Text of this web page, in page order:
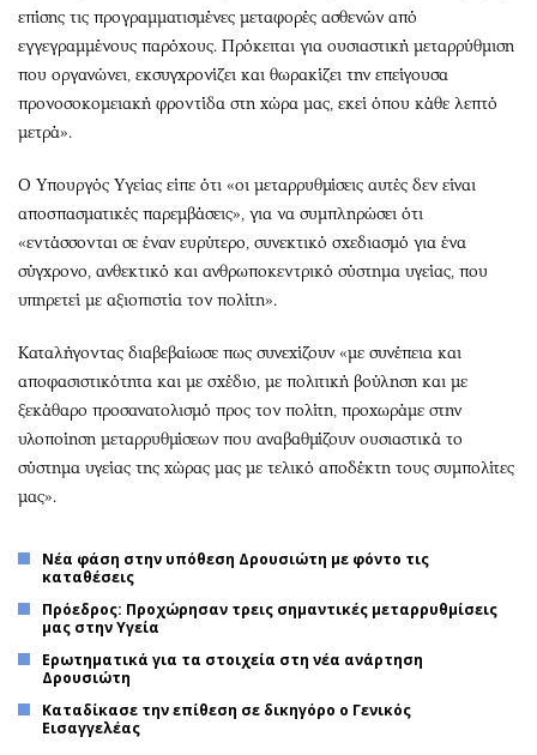
επίσης τις προγραμματισμένες μεταφορές ασθενών από
εγγεγραμμένους παρόχους. Πρόκειται για ουσιαστική μεταρρύθμιση
που οργανώνει, εκσυγχρονίζει και θωρακίζει την επείγουσα
προνοσοκομειακή φροντίδα στη χώρα μας, εκεί όπου κάθε λεπτό
μετρά».
Ο Υπουργός Υγείας είπε ότι «οι μεταρρυθμίσεις αυτές δεν είναι
αποσπασματικές παρεμβάσεις», για να συμπληρώσει ότι
«εντάσσονται σε έναν ευρύτερο, συνεκτικό σχεδιασμό για ένα
σύγχρονο, ανθεκτικό και ανθρωποκεντρικό σύστημα υγείας, που
υπηρετεί με αξιοπιστία τον πολίτη».
Καταλήγοντας διαβεβαίωσε πως συνεχίζουν «με συνέπεια και
αποφασιστικότητα και με σχέδιο, με πολιτική βούληση και με
ξεκάθαρο προσανατολισμό προς τον πολίτη, προχωράμε στην
υλοποίηση μεταρρυθμίσεων που αναβαθμίζουν ουσιαστικά το
σύστημα υγείας της χώρας μας με τελικό αποδέκτη τους συμπολίτες
μας».
Νέα φάση στην υπόθεση Δρουσιώτη με φόντο τις
καταθέσεις
Πρόεδρος: Προχώρησαν τρεις σημαντικές μεταρρυθμίσεις
μας στην Υγεία
Ερωτηματικά για τα στοιχεία στη νέα ανάρτηση
Δρουσιώτη
Καταδίκασε την επίθεση σε δικηγόρο ο Γενικός
Εισαγγελέας